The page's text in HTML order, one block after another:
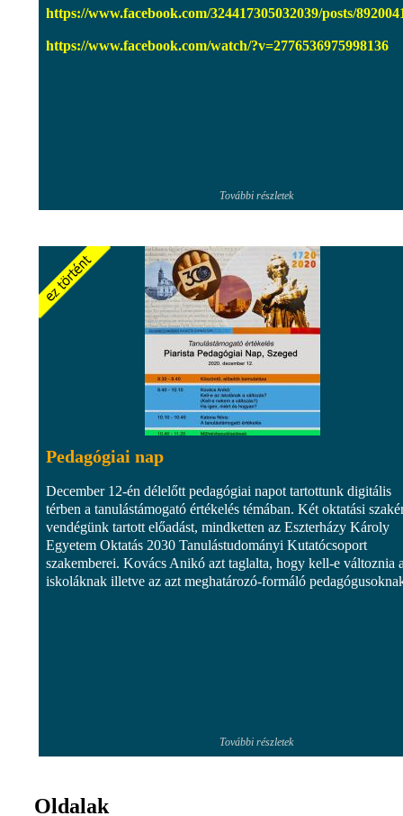
https://www.facebook.com/324417305032039/posts/
https://www.facebook.com/watch/?v=2776536975998136
További részletek
Pedagógiai nap
December 12-én délelőtt pedagógiai napot tartottunk digitális
térben a tanulástámogató értékelés témában. Két oktatási
vendégünk tartott előadást, mindketten az Eszterházy Károly
Egyetem Oktatás 2030 Tanulástudományi Kutatócsoport
szakemberei. Kovács Anikó azt taglalta, hogy kell-e változnia
iskoláknak illetve az azt meghatározó-formáló
További részletek
Oldalak